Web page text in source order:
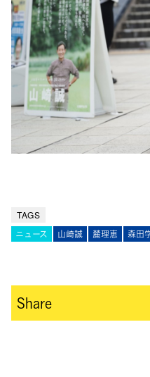
TAGS
ニュース 山崎誠 麓理恵 森田
Share